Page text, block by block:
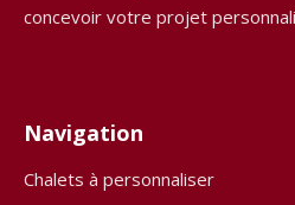
concevoir votre projet
Navigation
Chalets à personnaliser